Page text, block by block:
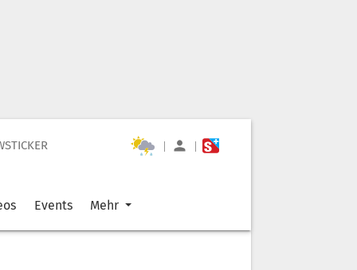
| |
Events Mehr